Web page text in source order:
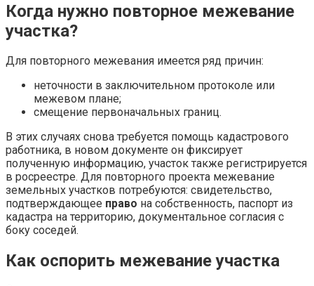
Когда нужно повторное межевание
участка?
Для повторного межевания имеется ряд причин:
неточности в заключительном протоколе или
межевом плане;
смещение первоначальных границ.
В этих случаях снова требуется помощь кадастрового
работника, в новом документе он фиксирует
полученную информацию, участок также регистрируется
в росреестре. Для повторного проекта межевание
земельных участков потребуются: свидетельство,
подтверждающее право на собственность, паспорт из
кадастра на территорию, документальное согласия с
боку соседей.
Как оспорить межевание участка